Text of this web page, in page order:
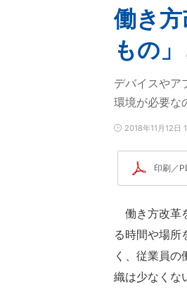
働き
もの
デバイスやア
環境が必要な
2018年11月12日
印刷／
働き方改革
る時間や場所
く、従業員
織は少なくな